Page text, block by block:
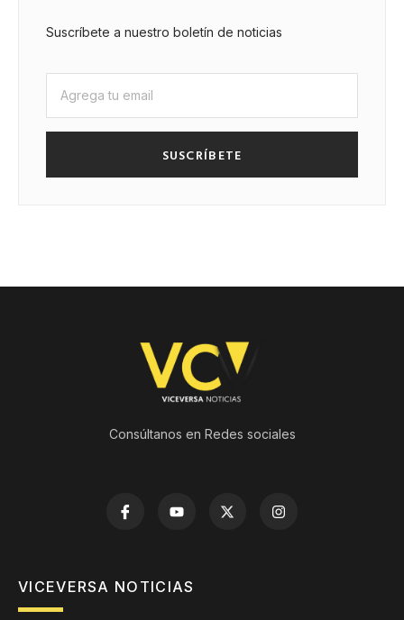
Suscríbete a nuestro boletín de noticias
SUSCRÍBETE
Consúltanos en Redes sociales
VICEVERSA NOTICIAS